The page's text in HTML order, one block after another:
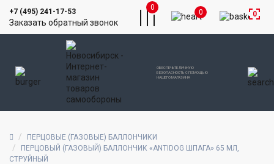
+7 (495) 241-17-53
Заказать обратный звонок
ОБЕСПЕЧЬТЕ ЛИЧНУЮ
БЕЗОПАСНОСТЬ С ПОМОЩЬЮ
НАШЕГО МАГАЗИНА
0
0 0
ПЕРЦОВЫЕ (ГАЗОВЫЕ) БАЛЛОНЧИКИ
ПЕРЦОВЫЙ (ГАЗОВЫЙ) БАЛЛОНЧИК «ANTIDOG ШПАГА» 65 МЛ,
СТРУЙНЫЙ